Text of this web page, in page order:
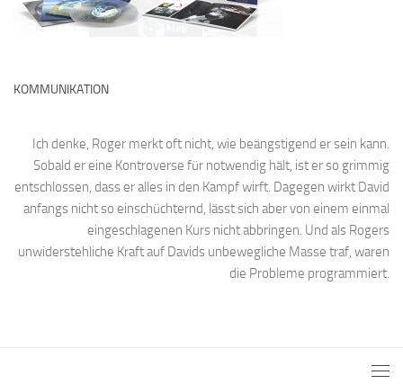
KOMMUNIKATION
Ich denke, Roger merkt oft nicht, wie beängstigend er sein kann.
Sobald er eine Kontroverse für notwendig hält, ist er so grimmig
entschlossen, dass er alles in den Kampf wirft. Dagegen wirkt David
anfangs nicht so einschüchternd, lässt sich aber von einem einmal
eingeschlagenen Kurs nicht abbringen. Und als Rogers
unwiderstehliche Kraft auf Davids unbewegliche Masse traf, waren
die Probleme programmiert.